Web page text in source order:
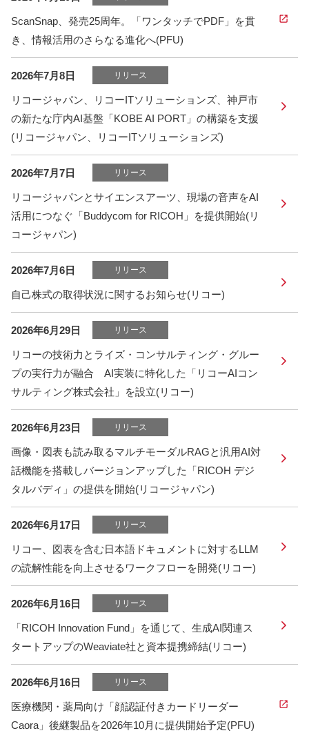
ScanSnap、発売25周年。「ワンタッチでPDF」を貫
き、情報活用のさらなる進化へ(PFU)
2026年7月8日 リリース
リコージャパン、リコーITソリューションズ、神戸市
の新たな庁内AI基盤「KOBE AI PORT」の構築を支援
(リコージャパン、リコーITソリューションズ)
2026年7月7日 リリース
リコージャパンとサイエンスアーツ、現場の音声をAI
活用につなぐ「Buddycom for RICOH」を提供開始(リ
コージャパン)
2026年7月6日 リリース
自己株式の取得状況に関するお知らせ(リコー)
2026年6月29日 リリース
リコーの技術力とライズ・コンサルティング・グルー
プの実行力が融合 AI実装に特化した「リコーAIコン
サルティング株式会社」を設立(リコー)
2026年6月23日 リリース
画像・図表も読み取るマルチモーダルRAGと汎用AI対
話機能を搭載しバージョンアップした「RICOH デジ
タルバディ」の提供を開始(リコージャパン)
2026年6月17日 リリース
リコー、図表を含む日本語ドキュメントに対するLLM
の読解性能を向上させるワークフローを開発(リコー)
2026年6月16日 リリース
「RICOH Innovation Fund」を通じて、生成AI関連ス
タートアップのWeaviate社と資本提携締結(リコー)
2026年6月16日 リリース
医療機関・薬局向け「顔認証付きカードリーダー
Caora」後継製品を2026年10月に提供開始予定(PFU)